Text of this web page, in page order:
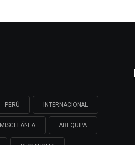
PERÚ INTERNACIONAL
MISCELÁNEA AREQUIPA